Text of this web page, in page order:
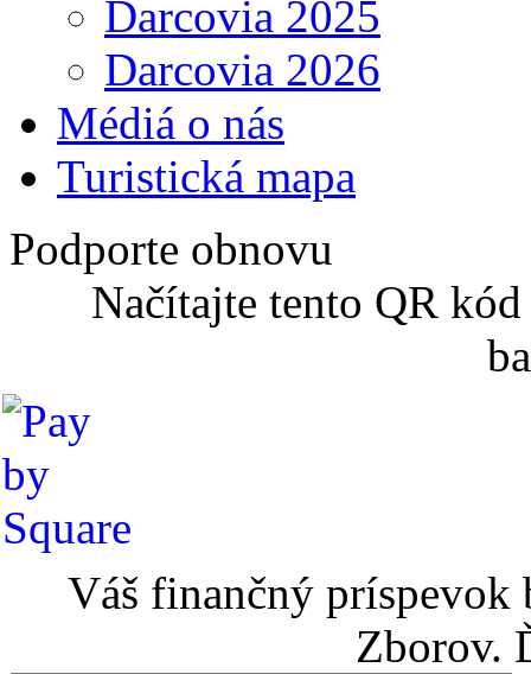
Darcovia 2025
Darcovia 2026
Médiá o nás
Turistická mapa
Podporte obnovu
Načítajte tento QR
Váš finančný príspevok
Zborov.